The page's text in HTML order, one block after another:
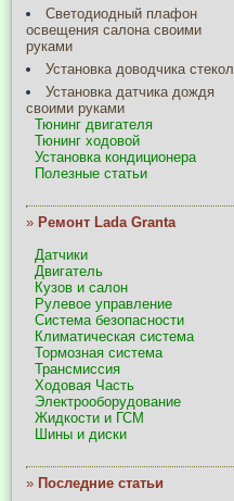
Светодиодный плафон
освещения салона своими
руками
Установка доводчика стекол
Установка датчика дождя
своими руками
Тюнинг двигателя
Тюнинг ходовой
Установка кондиционера
Полезные статьи
» Ремонт Lada Granta
Датчики
Двигатель
Кузов и салон
Рулевое управление
Система безопасности
Климатическая система
Тормозная система
Трансмиссия
Ходовая Часть
Электрооборудование
Жидкости и ГСМ
Шины и диски
» Последние статьи